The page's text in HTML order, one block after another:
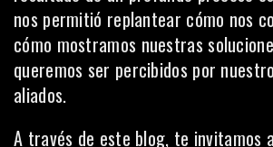
nos permitió replantear cómo nos
cómo mostramos nuestras
queremos ser percibidos por
aliados.
A través de este blog, te invitamos